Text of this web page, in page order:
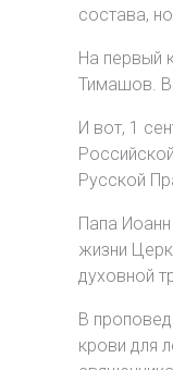
состава,
На первый
Тимашов.
И вот, 1
Русской
Папа
жизни
духовной
В
крови для